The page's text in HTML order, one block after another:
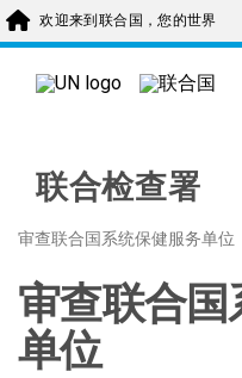
Skip to main content
欢迎来到联合国，您的世界
联合检查署
审查联合国系统保健服务单位
审查联合
单位